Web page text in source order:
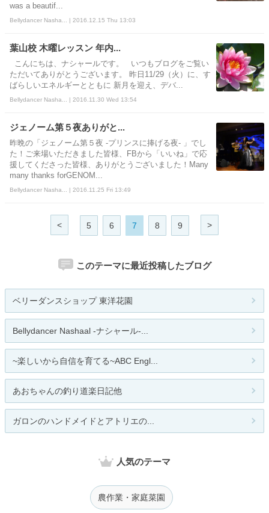
was a beautif...
Bellydancer Nasha... | 2016.12.15 Thu 13:03
葉山校 木曜レッスン 年内...
こんにちは、ナシャールです。 いつもブログをご覧い
ただいてありがとうございます。 昨日11/29（火）に、す
ばらしいエネルギーとともに 新月を迎え、デバ...
Bellydancer Nasha... | 2016.11.30 Wed 13:54
ジェノーム第５夜ありがと...
昨晩の「ジェノーム第５夜 -プリンスに捧げる夜- 」でし
た！ご来場いただきました皆様、FBから「いいね」で応
援してくださった皆様、ありがとうございました！Many
many thanks forGENOM...
Bellydancer Nasha... | 2016.11.25 Fri 13:49
< 5 6 7 8 9 >
このテーマに最近投稿したブログ
ベリーダンスショップ 東洋花園
Bellydancer Nashaal -ナシャール-...
~楽しいから自信を育てる~ABC Engl...
あおちゃんの釣り道楽日記他
ガロンのハンドメイドとアトリエの...
人気のテーマ
農作業・家庭菜園